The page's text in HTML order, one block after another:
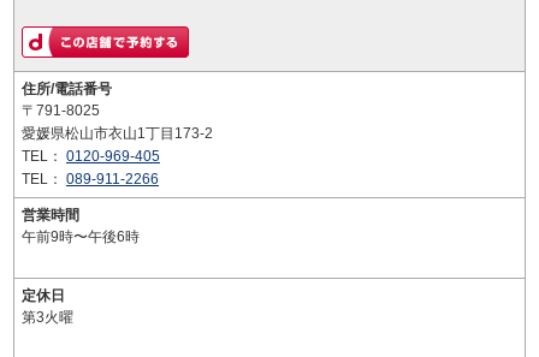
住所/電話番号
〒791-8025
愛媛県松山市衣山1丁目173-2
TEL： 0120-969-405
TEL： 089-911-2266
営業時間
午前9時〜午後6時
定休日
第3火曜